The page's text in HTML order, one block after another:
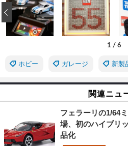
1 / 6
‹
ホビー ガレージ 新製
関連ニュ
フェラーリの1/64
場、初のハイブリ
品化